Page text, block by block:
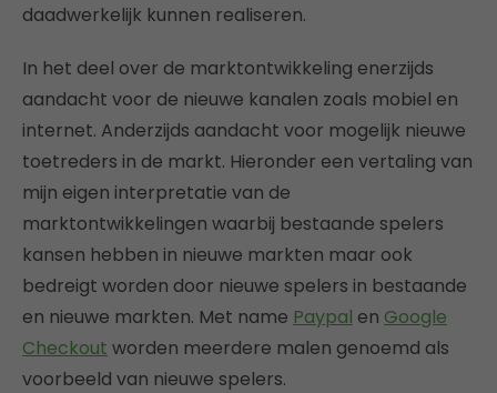
daadwerkelijk kunnen realiseren.
In het deel over de marktontwikkeling enerzijds
aandacht voor de nieuwe kanalen zoals mobiel en
internet. Anderzijds aandacht voor mogelijk nieuwe
toetreders in de markt. Hieronder een vertaling van
mijn eigen interpretatie van de
marktontwikkelingen waarbij bestaande spelers
kansen hebben in nieuwe markten maar ook
bedreigt worden door nieuwe spelers in bestaande
en nieuwe markten. Met name Paypal en Google
Checkout worden meerdere malen genoemd als
voorbeeld van nieuwe spelers.